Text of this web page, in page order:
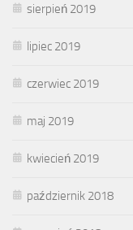
sierpień 2019
lipiec 2019
czerwiec 2019
maj 2019
kwiecień 2019
październik 2018